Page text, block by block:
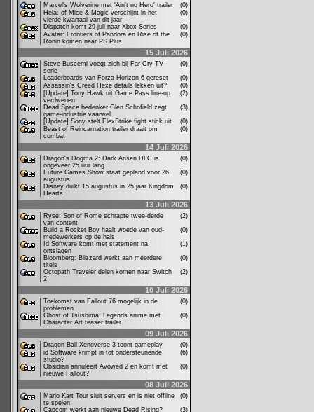
Marvel's Wolverine met 'Ain't no Hero' trailer
(0)
Hela: of Mice & Magic verschijnt in het
vierde kwartaal van dit jaar
(0)
Dispatch komt 29 juli naar Xbox Series
(0)
Avatar: Frontiers of Pandora en Rise of the
Ronin komen naar PS Plus
(0)
15 Juli 2026
Steve Buscemi voegt zich bij Far Cry TV-
serie
(0)
Leaderboards van Forza Horizon 6 gereset
(0)
Assassin's Creed Hexe details lekken uit?
(0)
[Update] Tony Hawk uit Game Pass line-up
verdwenen
(2)
Dead Space bedenker Glen Schofield zegt
game-industrie vaarwel
(3)
[Update] Sony stelt FlexStrike fight stick uit
(0)
Beast of Reincarnation trailer draait om
combat
(0)
14 Juli 2026
Dragon's Dogma 2: Dark Arisen DLC is
ongeveer 25 uur lang
(0)
Future Games Show staat gepland voor 26
augustus
(0)
Disney duikt 15 augustus in 25 jaar Kingdom
Hearts
(0)
13 Juli 2026
Ryse: Son of Rome schrapte twee-derde
van content
(2)
Build a Rocket Boy haalt woede van oud-
medewerkers op de hals
(0)
Id Software komt met statement na
ontslagen
(1)
Bloomberg: Blizzard werkt aan meerdere
titels
(0)
Octopath Traveler delen komen naar Switch
2
(2)
10 Juli 2026
Toekomst van Fallout 76 mogelijk in de
problemen
(0)
Ghost of Tsushima: Legends anime met
Character Art teaser trailer
(0)
09 Juli 2026
Dragon Ball Xenoverse 3 toont gameplay
(0)
id Software krimpt in tot ondersteunende
studio?
(6)
Obsidian annuleert Avowed 2 en komt met
nieuwe Fallout?
(0)
08 Juli 2026
Mario Kart Tour sluit servers en is niet offline
te spelen
(0)
Capcom werkt aan nieuwe Dead Rising?
(3)